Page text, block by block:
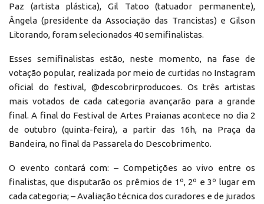
Paz (artista plástica), Gil Tatoo (tatuador permanente),
Ângela (presidente da Associação das Trancistas) e Gilson
Litorando, foram selecionados 40 semifinalistas.
Esses semifinalistas estão, neste momento, na fase de
votação popular, realizada por meio de curtidas no Instagram
oficial do festival, @descobrirproducoes. Os três artistas
mais votados de cada categoria avançarão para a grande
final. A final do Festival de Artes Praianas acontece no dia 2
de outubro (quinta-feira), a partir das 16h, na Praça da
Bandeira, no final da Passarela do Descobrimento.
O evento contará com: – Competições ao vivo entre os
finalistas, que disputarão os prêmios de 1º, 2º e 3º lugar em
cada categoria; – Avaliação técnica dos curadores e de jurados